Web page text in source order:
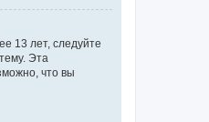
13 лет, следуйте
Эта
что вы